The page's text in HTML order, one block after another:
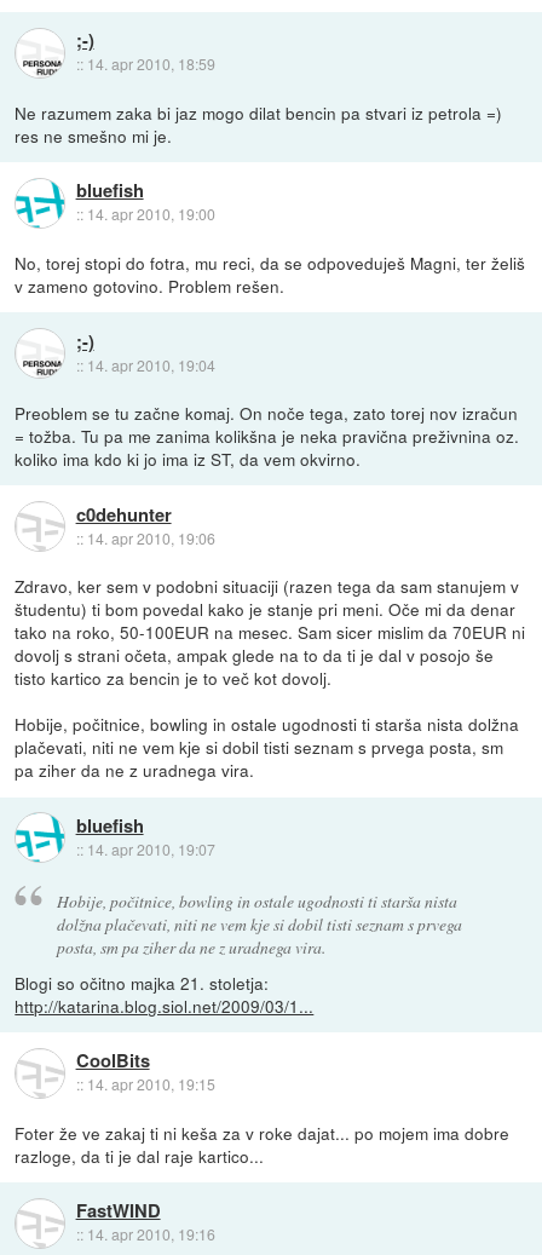
;-)
:: 14. apr 2010, 18:59
Ne razumem zaka bi jaz mogo dilat bencin pa stvari iz petrola =)
res ne smešno mi je.
bluefish
:: 14. apr 2010, 19:00
No, torej stopi do fotra, mu reci, da se odpoveduješ Magni, ter želiš
v zameno gotovino. Problem rešen.
;-)
:: 14. apr 2010, 19:04
Preoblem se tu začne komaj. On noče tega, zato torej nov izračun
= tožba. Tu pa me zanima kolikšna je neka pravična preživnina oz.
koliko ima kdo ki jo ima iz ST, da vem okvirno.
c0dehunter
:: 14. apr 2010, 19:06
Zdravo, ker sem v podobni situaciji (razen tega da sam stanujem v
študentu) ti bom povedal kako je stanje pri meni. Oče mi da denar
tako na roko, 50-100EUR na mesec. Sam sicer mislim da 70EUR ni
dovolj s strani očeta, ampak glede na to da ti je dal v posojo še
tisto kartico za bencin je to več kot dovolj.
Hobije, počitnice, bowling in ostale ugodnosti ti starša nista dolžna
plačevati, niti ne vem kje si dobil tisti seznam s prvega posta, sm
pa ziher da ne z uradnega vira.
bluefish
:: 14. apr 2010, 19:07
Hobije, počitnice, bowling in ostale ugodnosti ti starša nista
dolžna plačevati, niti ne vem kje si dobil tisti seznam s prvega
posta, sm pa ziher da ne z uradnega vira.
Blogi so očitno majka 21. stoletja:
http://katarina.blog.siol.net/2009/03/1...
CoolBits
:: 14. apr 2010, 19:15
Foter že ve zakaj ti ni keša za v roke dajat... po mojem ima dobre
razloge, da ti je dal raje kartico...
FastWIND
:: 14. apr 2010, 19:16